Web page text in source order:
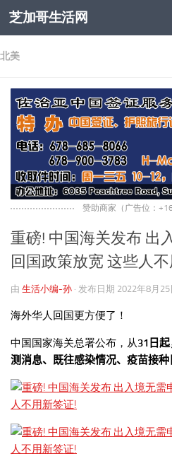
跳至内容
芝加哥生活网
北美
赞助商家（广告位：
重磅! 中国海关发布 出
回国政策放宽 这些人
由 生活小编-孙 · 发布日期 2022年8月25
海外华人回国更方便了！
中国国家海关总署公布，从31 日
测消息、既往感染情况、疫苗接